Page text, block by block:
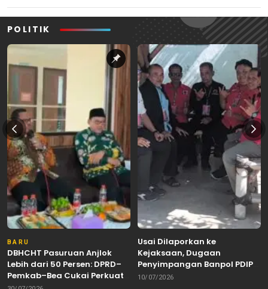
POLITIK
BARU
DBHCHT Pasuruan Anjlok
Lebih dari 50 Persen: DPRD–
Pemkab–Bea Cukai Perkuat
Usai Dilaporkan ke
Kejaksaan, Dugaan
Penyimpangan Banpol PDIP
Pasuruan Dinyatakan
10/07/2026